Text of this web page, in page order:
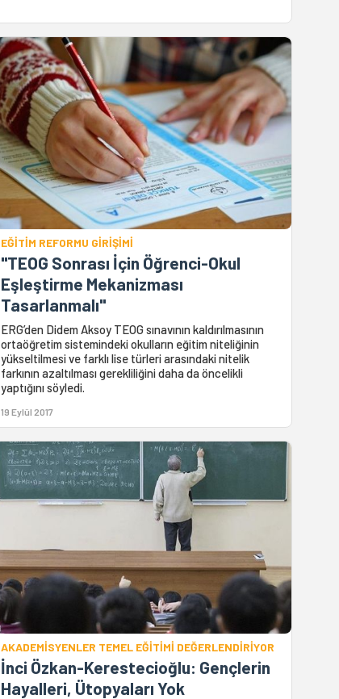
EĞİTİM REFORMU GİRİŞİMİ
"TEOG Sonrası İçin Öğrenci-Okul
Eşleştirme Mekanizması
Tasarlanmalı"
ERG’den Didem Aksoy TEOG sınavının kaldırılmasının
ortaöğretim sistemindeki okulların eğitim niteliğinin
yükseltilmesi ve farklı lise türleri arasındaki nitelik
farkının azaltılması gerekliliğini daha da öncelikli
yaptığını söyledi.
19 Eylül 2017
AKADEMİSYENLER TEMEL EĞİTİMİ DEĞERLENDİRİYOR
İnci Özkan-Kerestecioğlu: Gençlerin
Hayalleri, Ütopyaları Yok